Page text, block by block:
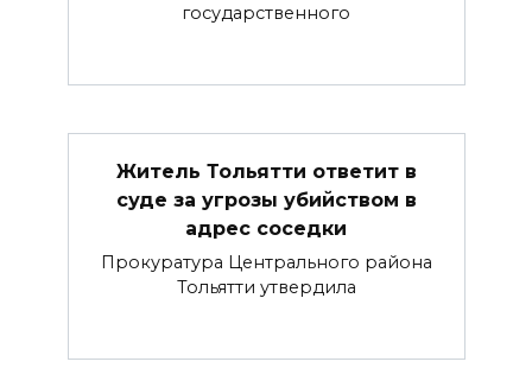
государственного
Житель Тольятти ответит в
суде за угрозы убийством в
адрес соседки
Прокуратура Центрального района
Тольятти утвердила